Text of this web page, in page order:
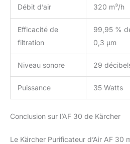
Débit d’air 320 m³/h
Efficacité de
filtration
99,95 %
0,3 μm
Niveau sonore 29
Puissance 35 Watts
Conclusion sur l’AF 30 de Kärcher
Le Kärcher Purificateur d’Air AF 30